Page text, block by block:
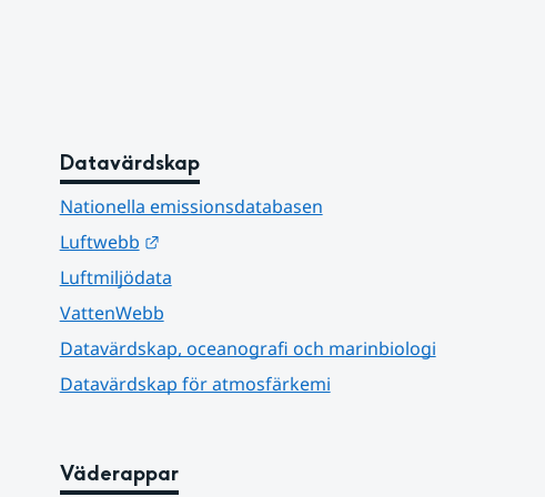
Datavärdskap
Nationella emissionsdatabasen
Luftwebb
Länk till annan webbplats.
Luftmiljödata
VattenWebb
Datavärdskap, oceanografi och marinbiologi
Datavärdskap för atmosfärkemi
Väderappar